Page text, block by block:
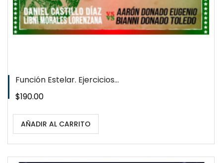
Función Estelar. Ejercicios...
Precio
$190.00
AÑADIR AL CARRITO